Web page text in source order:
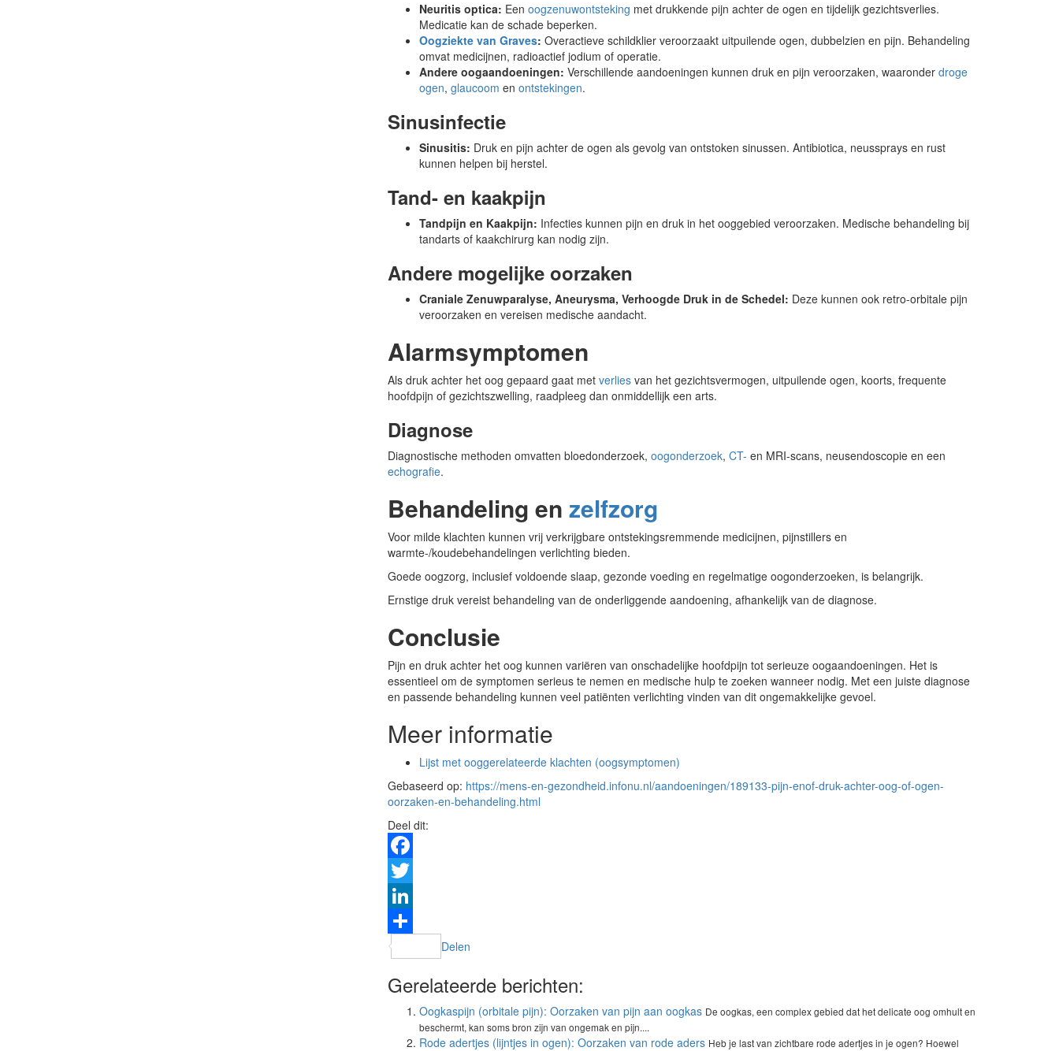
Neuritis optica: Een oogzenuwontsteking met drukkende pijn achter de ogen en tijdelijk gezichtsverlies.
Medicatie kan de schade beperken.
Oogziekte van Graves: Overactieve schildklier veroorzaakt uitpuilende ogen, dubbelzien en pijn. Behandeling
omvat medicijnen, radioactief jodium of operatie.
Andere oogaandoeningen: Verschillende aandoeningen kunnen druk en pijn veroorzaken, waaronder droge
ogen, glaucoom en ontstekingen.
Sinusinfectie
Sinusitis: Druk en pijn achter de ogen als gevolg van ontstoken sinussen. Antibiotica, neussprays en rust
kunnen helpen bij herstel.
Tand- en kaakpijn
Tandpijn en Kaakpijn: Infecties kunnen pijn en druk in het ooggebied veroorzaken. Medische behandeling bij
tandarts of kaakchirurg kan nodig zijn.
Andere mogelijke oorzaken
Craniale Zenuwparalyse, Aneurysma, Verhoogde Druk in de Schedel: Deze kunnen ook retro-orbitale pijn
veroorzaken en vereisen medische aandacht.
Alarmsymptomen
Als druk achter het oog gepaard gaat met verlies van het gezichtsvermogen, uitpuilende ogen, koorts, frequente
hoofdpijn of gezichtszwelling, raadpleeg dan onmiddellijk een arts.
Diagnose
Diagnostische methoden omvatten bloedonderzoek, oogonderzoek, CT- en MRI-scans, neusendoscopie en een
echografie.
Behandeling en zelfzorg
Voor milde klachten kunnen vrij verkrijgbare ontstekingsremmende medicijnen, pijnstillers en
warmte-/koudebehandelingen verlichting bieden.
Goede oogzorg, inclusief voldoende slaap, gezonde voeding en regelmatige oogonderzoeken, is belangrijk.
Ernstige druk vereist behandeling van de onderliggende aandoening, afhankelijk van de diagnose.
Conclusie
Pijn en druk achter het oog kunnen variëren van onschadelijke hoofdpijn tot serieuze oogaandoeningen. Het is
essentieel om de symptomen serieus te nemen en medische hulp te zoeken wanneer nodig. Met een juiste diagnose
en passende behandeling kunnen veel patiënten verlichting vinden van dit ongemakkelijke gevoel.
Meer informatie
Lijst met ooggerelateerde klachten (oogsymptomen)
Gebaseerd op: https://mens-en-gezondheid.infonu.nl/aandoeningen/189133-pijn-enof-druk-achter-oog-of-ogen-
oorzaken-en-behandeling.html
Deel dit:
Facebook
Twitter
LinkedIn
Delen
Gerelateerde berichten:
Oogkaspijn (orbitale pijn): Oorzaken van pijn aan oogkas De oogkas, een complex gebied dat het delicate oog omhult en
beschermt, kan soms bron zijn van ongemak en pijn....
Rode adertjes (lijntjes in ogen): Oorzaken van rode aders Heb je last van zichtbare rode adertjes in je ogen? Hoewel